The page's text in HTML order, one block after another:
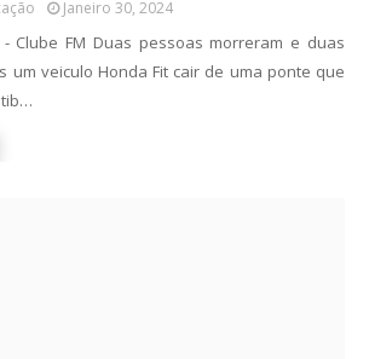
Janeiro 30, 2024
Clube FM Duas pessoas morreram e duas
um veiculo Honda Fit cair de uma ponte que